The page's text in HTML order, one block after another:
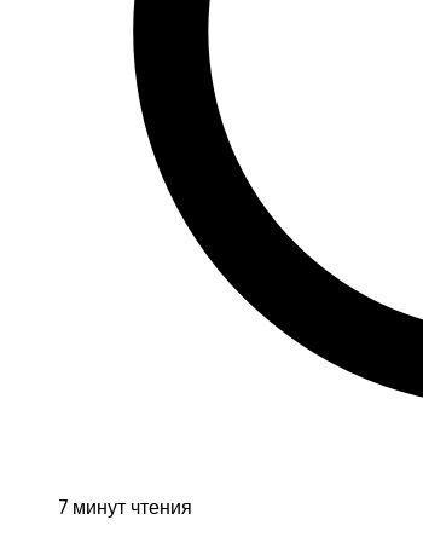
7 минут чтения